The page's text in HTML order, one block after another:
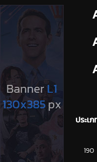
BL2
ประเ
การ์ตูน
190